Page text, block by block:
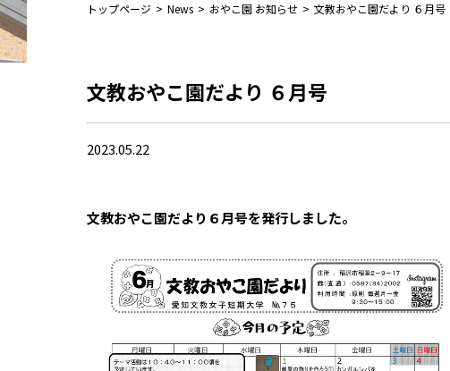
トップページ > News > おやこ園 お知らせ > 文教おやこ園だより ６月号
文教おやこ園だより ６月号
2023.05.22
文教おやこ園だより６月号を発行しました。